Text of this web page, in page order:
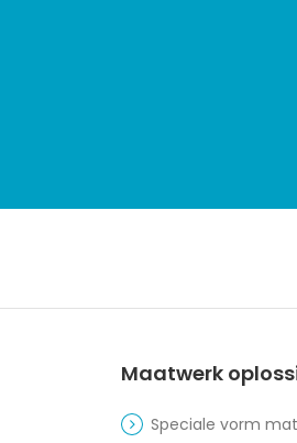
Maatwerk
Speciale vorm